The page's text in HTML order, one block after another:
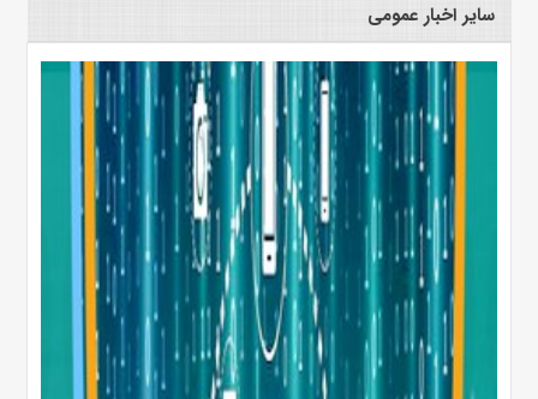
سایر اخبار عمومی